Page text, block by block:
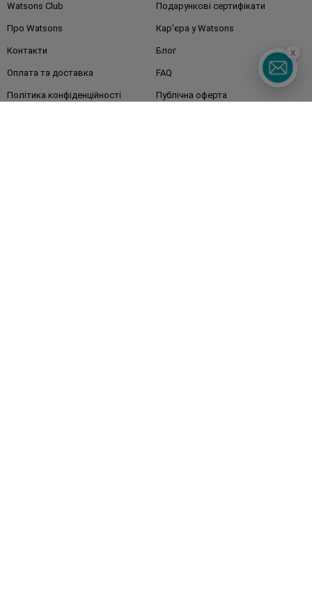
Watsons Club Подарункові сертифікати
Про Watsons Кар'єра у Watsons
Контакти Блог
Оплата та доставка FAQ
Політика конфіденційності Публічна оферта
x